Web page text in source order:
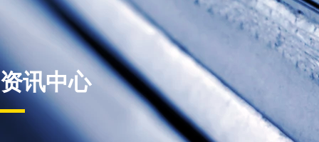
资讯中心